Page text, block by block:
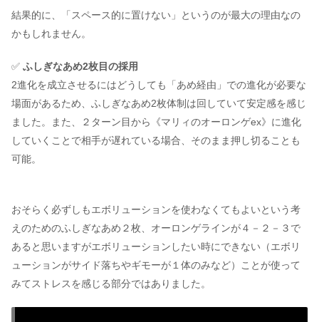
結果的に、「スペース的に置けない」というのが最大の理由なの
かもしれません。
✅ ふしぎなあめ2枚目の採用
2進化を成立させるにはどうしても「あめ経由」での進化が必要な
場面があるため、ふしぎなあめ2枚体制は回していて安定感を感じ
ました。また、２ターン目から《マリィのオーロンゲex》に進化
していくことで相手が遅れている場合、そのまま押し切ることも
可能。
おそらく必ずしもエボリューションを使わなくてもよいという考
えのためのふしぎなあめ２枚、オーロンゲラインが４－２－３で
あると思いますがエボリューションしたい時にできない（エボリ
ューションがサイド落ちやギモーが１体のみなど）ことが使って
みてストレスを感じる部分ではありました。